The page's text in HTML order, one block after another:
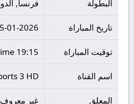
البطولة فرنسا,
تاريخ المباراة 01-2026
توقيت المباراة 19:15 Time
اسم القناة 3 HD
المعلق غير معروف